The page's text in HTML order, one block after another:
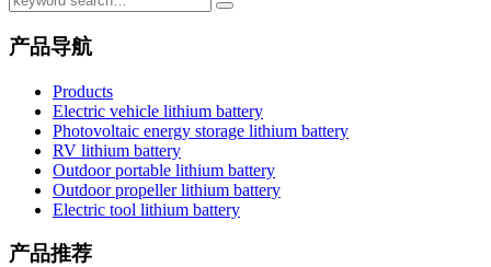
产品导航
Products
Electric vehicle lithium battery
Photovoltaic energy storage lithium battery
RV lithium battery
Outdoor portable lithium battery
Outdoor propeller lithium battery
Electric tool lithium battery
产品推荐